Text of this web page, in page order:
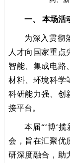
一、 本场活
为深入贯彻
人才向国家重点
智能、集成电路
材料、环境科学
科研能力强、创
接平台。
本届“‘博‘
会，旨在汇聚优
研深度融合，助